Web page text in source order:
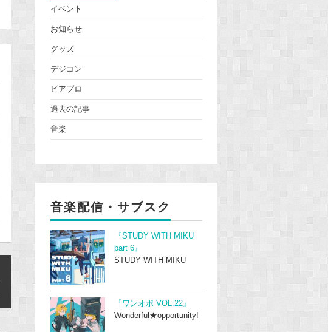
イベント
お知らせ
グッズ
デジコン
ピアプロ
過去の記事
音楽
音楽配信・サブスク
『STUDY WITH MIKU
part 6』
STUDY WITH MIKU
『ワンオポ VOL.22』
Wonderful★opportunity!